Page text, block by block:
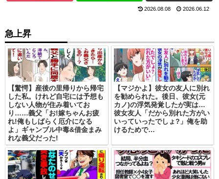
2026.08.08 2026.06.12
急上昇
【驚愕】産後の里帰りから帰宅
した私。けれど自宅には予想も
しない人物が住み着いてお
り……義父「お!嫁ちゃんお疲
れ!俺もしばらく厄介になる
よ」ギャンブル中毒&借金まみ
れな義父だった!
【マジかよ】彼女の友人に別れ
を勧められた。後日、彼女(元
カノ)の浮気発覚したが実は…
彼女友人「だから別れた方がい
いっていったでしょ?」俺を助
けるためで…